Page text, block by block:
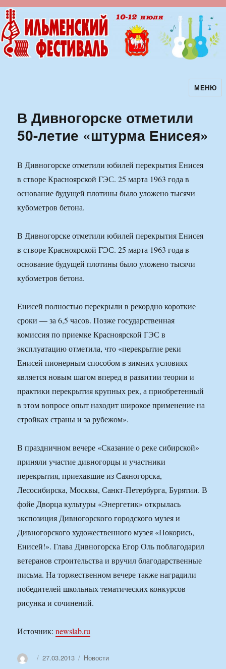
Ильменский фестиваль авторскойМЕНЮ
В Дивногорске отметили
50-летие «штурма Енисея»
В Дивногорске отметили юбилей перекрытия Енисея
в створе Красноярской ГЭС. 25 марта 1963 года в
основание будущей плотины было уложено тысячи
кубометров бетона.
В Дивногорске отметили юбилей перекрытия Енисея
в створе Красноярской ГЭС. 25 марта 1963 года в
основание будущей плотины было уложено тысячи
кубометров бетона.
Енисей полностью перекрыли в рекордно короткие
сроки — за 6,5 часов. Позже государственная
комиссия по приемке Красноярской ГЭС в
эксплуатацию отметила, что «перекрытие реки
Енисей пионерным способом в зимних условиях
является новым шагом вперед в развитии теории и
практики перекрытия крупных рек, а приобретенный
в этом вопросе опыт находит широкое применение на
стройках страны и за рубежом».
В праздничном вечере «Сказание о реке сибирской»
приняли участие дивногорцы и участники
перекрытия, приехавшие из Саяногорска,
Лесосибирска, Москвы, Санкт-Петербурга, Бурятии. В
фойе Дворца культуры «Энергетик» открылась
экспозиция Дивногорского городского музея и
Дивногорского художественного музея «Покорись,
Енисей!». Глава Дивногорска Егор Оль поблагодарил
ветеранов строительства и вручил благодарственные
письма. На торжественном вечере также наградили
победителей школьных тематических конкурсов
рисунка и сочинений.
Источник:newslab.ru
АвторОпубликовано
27.03.2013 Рубрики
Новости